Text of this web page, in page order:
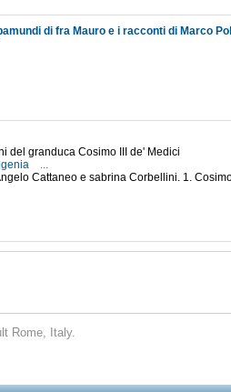
del granduca Cosimo III de' Medici
...
Cattaneo e sabrina Corbellini. 1.
Rome, Italy.